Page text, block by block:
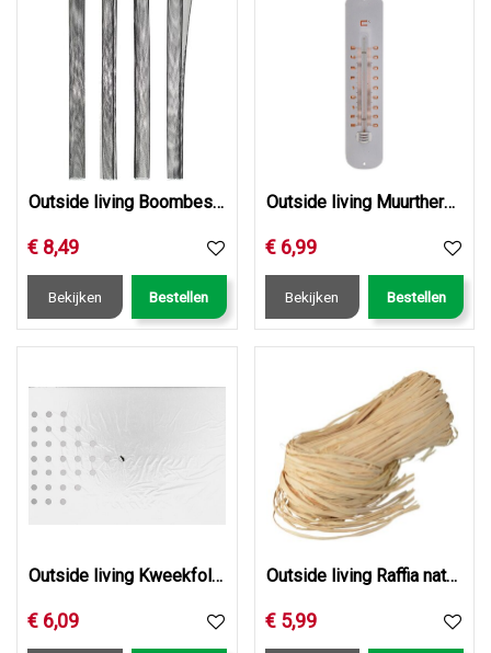
Outside living Boombeschermers h55d6cm 4st
€ 8,49
Bekijken Bestellen
Outside living Muurthermometer metaal wit h30cm
€ 6,99
Bekijken Bestellen
Outside living Kweekfolie universeel b0.95l5m zwrt
€ 6,09
Outside living Raffia natuur 150g
€ 5,99